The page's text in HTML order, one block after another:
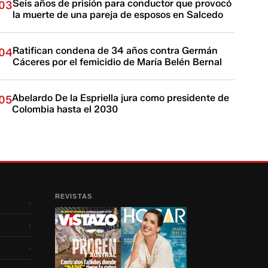
Seis años de prisión para conductor que provocó
la muerte de una pareja de esposos en Salcedo
Ratifican condena de 34 años contra Germán
Cáceres por el femicidio de María Belén Bernal
Abelardo De la Espriella jura como presidente de
Colombia hasta el 2030
›
›
›
REVISTAS